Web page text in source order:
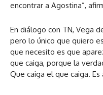
encontrar a Agostina”,
En diálogo con TN, Vega
pero lo único que quiero
que necesito es que
que caiga, porque la
Que caiga el que caiga. Es